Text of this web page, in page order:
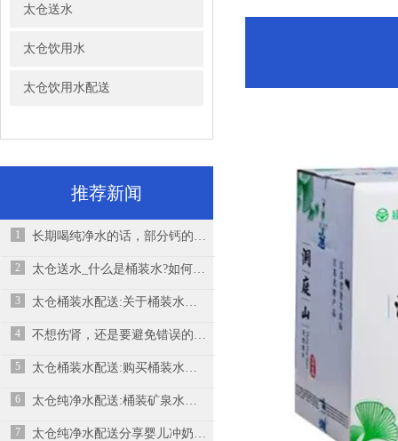
太仓送水
太仓饮用水
太仓饮用水配送
推荐新闻
1 长期喝纯净水的话，部分钙的来源可能没有了
2 太仓送水_什么是桶装水?如何饮用桶装水？
3 太仓桶装水配送:关于桶装水的几大谣言,桶装水有哪几类
4 不想伤肾，还是要避免错误的喝水方式！
5 太仓桶装水配送:购买桶装水要知道几个常识
6 太仓纯净水配送:桶装矿泉水出现青苔的原因,消费者要特别注意以下几点
7 太仓纯净水配送分享婴儿冲奶粉7个错误之处